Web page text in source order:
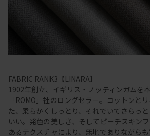
FABRIC RANK3【LINARA】
1902年創立、イギリス・ノッティンガムを
「ROMO」社のロングセラー。コットンと
た、柔らかくしっとり、それでいてさらっ
いい。発色の美しさ、そしてピーチスキン
あるテクスチャにより、無地でありながら